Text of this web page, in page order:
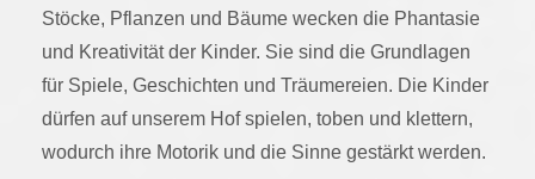
Stöcke, Pflanzen und Bäume wecken die Phantasie
und Kreativität der Kinder. Sie sind die Grundlagen
für Spiele, Geschichten und Träumereien. Die Kinder
dürfen auf unserem Hof spielen, toben und klettern,
wodurch ihre Motorik und die Sinne gestärkt werden.